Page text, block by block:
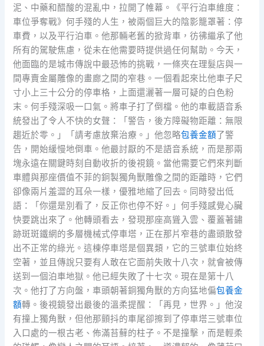
泥、中藥和醋酸的混亂中，拉開了帷幕。《平行泊車維度：
車位爭奪戰》何手殘的人生，被兩個巨大的陰影籠罩著：停
車費，以及平行泊車。他那輛老舊的掀背車，彷彿繼承了他
所有的駕駛焦慮，從未在他需要時提供過任何幫助。今天，
他面臨的是城市傳說中最恐怖的挑戰，一條夾在理髮店與一
間專賣金屬雕像的畫廊之間的窄巷。一個看起來比他車子尺
寸小上三十公分的停車格，上面還灑著一層可疑的白色粉
末。何手殘深吸一口氣。將車子打了倒檔。他的車載語音系
統發出了令人不快的女聲：「警告，後方障礙物距離：無限
趨近於零。」「請考慮放棄治療。」他忽略包養金額了警
告，開始緩慢地倒車。他最討厭的不是語音系統，而是那兩
塊永遠在關鍵時刻自動收折的後視鏡。當他需要它們來判斷
車體與那座價值不菲的銅製獨角獸雕像之間的距離時，它們
卻像兩片羞澀的耳朵一樣，優雅地縮了回去。同時發出低
語：「你還是別看了，反正你也停不好。」何手殘感覺心臟
快要跳出來了。他轉頭看去，發現那座高聳入雲、覆蓋著鏽
跡斑斑鐵網的多層機械式停車塔，正在那片窄巷的盡頭散發
出不正常的綠光。這棟停車塔是個異類，它的三號車位始終
空著，並且傳說只要有人敢在它面前失敗十八次，就會被傳
送到一個泊車地獄。他已經失敗了十七次。現在是第十八
次。他打了方向盤，車頭朝著銅獨角獸的方向猛地偏包養金
額轉。後視鏡發出最後的溫柔提醒：「再見，世界。」他沒
有撞上獨角獸，但他那顫抖的車尾卻擦到了停車塔三號車位
入口處的一根古老、佈滿苔蘚的柱子。不是撞擊，而是輕柔